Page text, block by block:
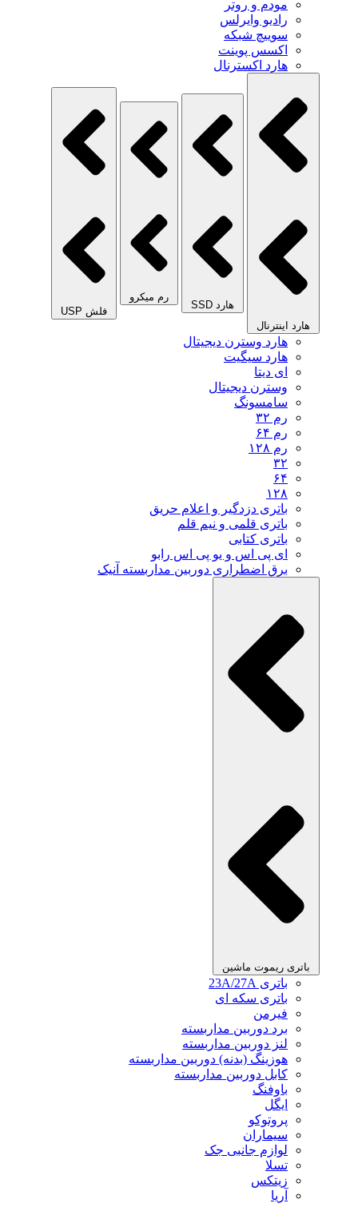
مودم و روتر
رادیو وایرلس
سوییچ شبکه
اکسس پوینت
هارد اکسترنال
هارد اینترنال
هارد SSD
رم میکرو
فلش USP
هارد وسترن دیجیتال
هارد سیگیت
ای دیتا
وسترن دیجیتال
سامسونگ
رم ۳۲
رم ۶۴
رم ۱۲۸
۳۲
۶۴
۱۲۸
باتری دزدگیر و اعلام حریق
باتری قلمی و نیم قلم
باتری کتابی
ای پی اس و یو پی اس رابو
برق اضطراری دوربین مداربسته آنیک
باتری ریموت ماشین
باتری 23A/27A
باتری سکه ای
فیرمن
برد دوربین مداربسته
لنز دوربین مداربسته
هوزینگ (بدنه) دوربین مداربسته
کابل دوربین مداربسته
باوفنگ
ایگل
پروتوکو
سیماران
لوازم جانبی جک
تسلا
زیتکس
آریا